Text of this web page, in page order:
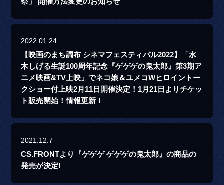
2022.01.24
【映画のまち調布 シネマフェスティバル2022】「水
木しげる生誕100周年記念『ゲゲゲの鬼太郎』第3期ア
ニメ映画&TV上映」でネコ娘＆ユメコWヒロイントー
クショー付上映2月11日開催決定！1月21日よりチケッ
ト販売開始！情報更新！
2021.12.7
CS.FRONTより『ゲゲゲ ゲゲゲの鬼太郎』の商品の
発売が決定!